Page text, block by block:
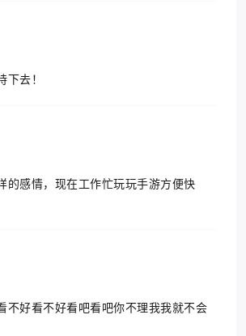
去！
的感情，现在工作忙玩玩手游方便快
不好看不好看吧看吧你不理我我就不会